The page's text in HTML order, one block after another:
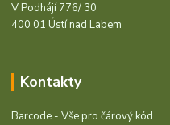
V Podhájí 776/ 30
400 01 Ústí nad Labem
Kontakty
Barcode - Vše pro čárový kód.